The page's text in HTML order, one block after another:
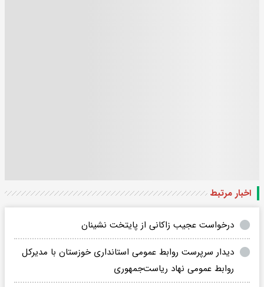
اخبار مرتبط
درخواست عجیب زاکانی از پایتخت نشینان
دیدار سرپرست روابط عمومی استانداری خوزستان با مدیرکل
روابط عمومی نهاد ریاست‌جمهوری